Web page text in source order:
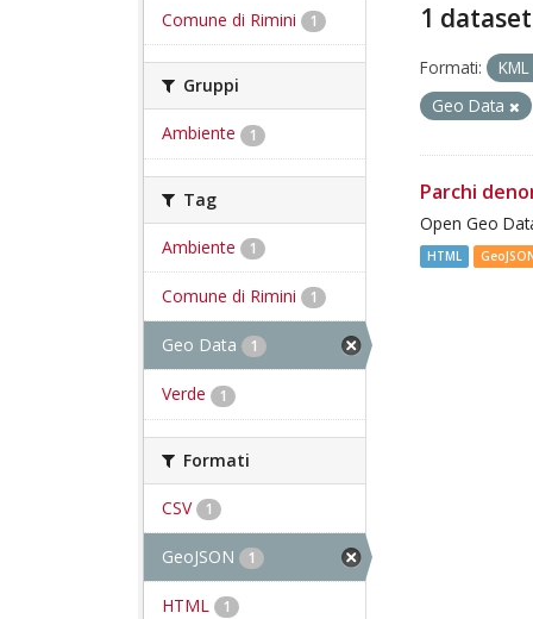
Comune di Rimini 1
Gruppi
Ambiente 1
Tag
Ambiente 1
Comune di Rimini 1
Geo Data 1
Verde 1
Formati
CSV 1
GeoJSON 1
HTML 1
1
Formati:
KML
Geo Data
Parchi
Open Geo
HTML